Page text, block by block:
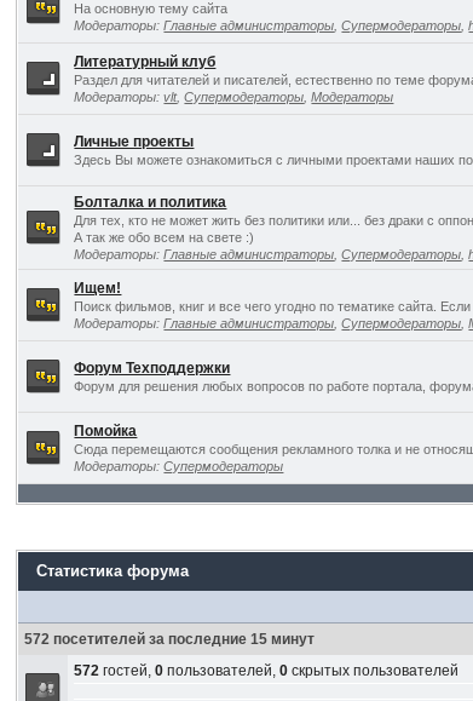
На основную тему сайта
Модераторы:Главные администраторы ,Супермодераторы ,
Литературный клуб
Раздел для читателей и писателей, естественно по теме
Модераторы:vlt,Супермодераторы ,Модераторы
Личные проекты
Здесь Вы можете ознакомиться с личными проектами наших
Болталка и политика
Для тех, кто не может жить без политики или... без драки с
А так же обо всем на свете :)
Модераторы:Главные администраторы ,Супермодераторы ,
Ищем!
Поиск фильмов, книг и все чего угодно по тематике сайта.
Модераторы:Главные администраторы ,Супермодераторы ,
Форум Техподдержки
Форум для решения любых вопросов по работе портала,
Помойка
Сюда перемещаются сообщения рекламного толка и не
Модераторы:Супермодераторы
Статистика форума
572 посетителей за последние 15 минут
572 гостей,0 пользователей,0 скрытых пользователей